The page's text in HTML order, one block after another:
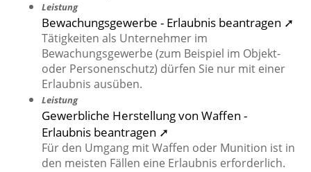
Leistung
Bewachungsgewerbe - Erlaubnis beantragen ➚
Tätigkeiten als Unternehmer im
Bewachungsgewerbe (zum Beispiel im Objekt-
oder Personenschutz) dürfen Sie nur mit einer
Erlaubnis ausüben.
Leistung
Gewerbliche Herstellung von Waffen -
Erlaubnis beantragen ➚
Für den Umgang mit Waffen oder Munition ist in
den meisten Fällen eine Erlaubnis erforderlich.